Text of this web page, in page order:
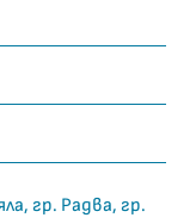
гр. Радва, гр.